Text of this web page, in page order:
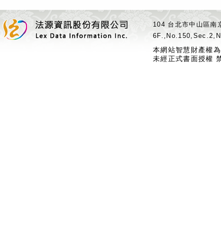
104 台北市中山區
本網站智慧財產權
未經正式書面授權